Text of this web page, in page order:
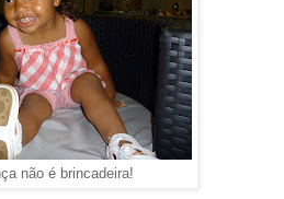
não é brincadeira!